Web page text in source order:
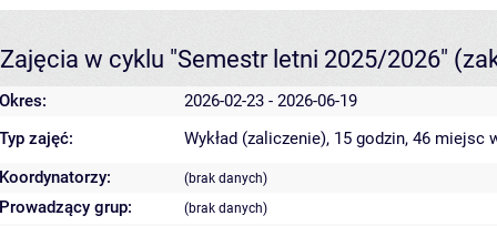
Zajęcia w cyklu "Semestr letni 2025/2026"
Okres:
2026-02-23 - 2026-06-19
Typ zajęć:
Wykład (zaliczenie), 15 godzin, 46 miejsc
Koordynatorzy:
(brak danych)
Prowadzący grup: (brak danych)